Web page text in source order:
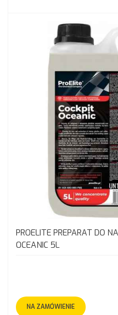
PROELITE PREPARAT DO
OCEANIC 5L
NA ZAMÓWIENIE